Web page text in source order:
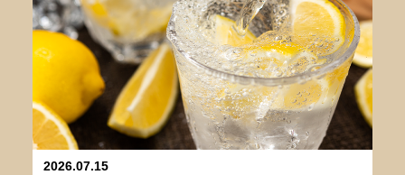
2026.07.15